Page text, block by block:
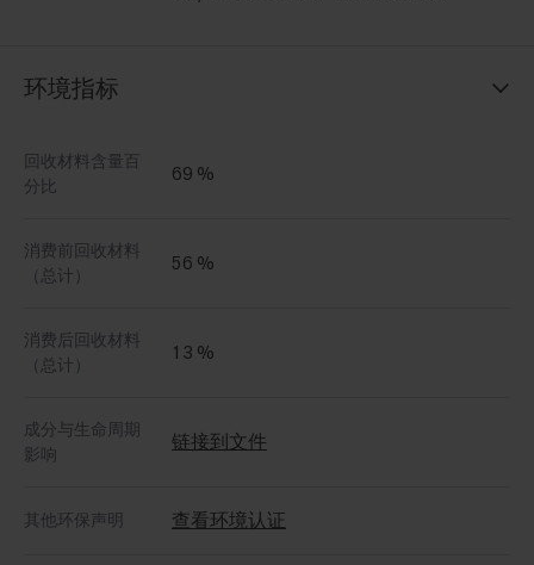
环境指标
回收材料含量百
分比
69 %
消费前回收材料
（总计）
56 %
消费后回收材料
（总计）
13 %
成分与生命周期
影响
链接到文件
其他环保声明 查看环境认证